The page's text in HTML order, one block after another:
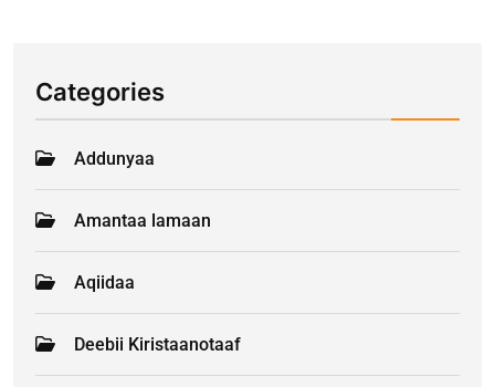
Categories
Addunyaa
Amantaa lamaan
Aqiidaa
Deebii Kiristaanotaaf